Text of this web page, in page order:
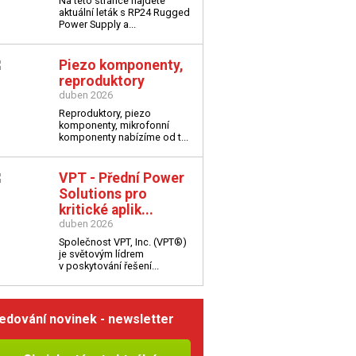
aktuální leták s RP24 Rugged
Power Supply a...
Piezo komponenty,
reproduktory
duben 2026
Reproduktory, piezo
komponenty, mikrofonní
komponenty nabízíme od t...
VPT - Přední Power
Solutions pro
kritické aplik...
duben 2026
Společnost VPT, Inc. (VPT®)
je světovým lídrem
v poskytování řešení...
novinek - newsletter